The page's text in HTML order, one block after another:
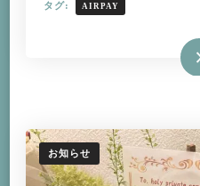
タグ: AIRPAY
続きを読む
お知らせ